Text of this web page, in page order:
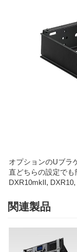
オプションのUブラ
直どちらの設定でも
DXR10mkII, DXR10,
関連製品